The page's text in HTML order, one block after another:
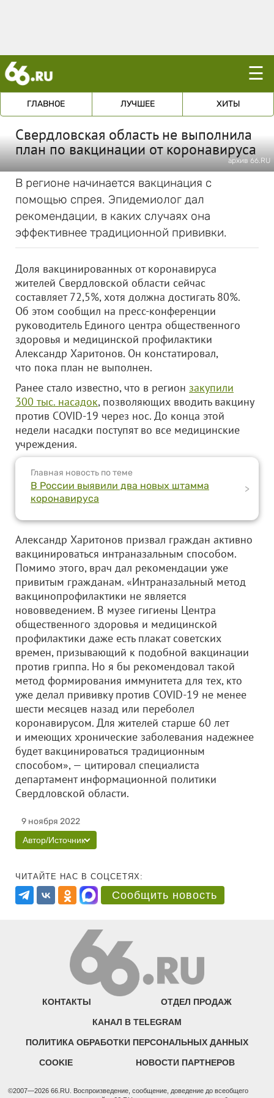
☰
ГЛАВНОЕ ЛУЧШЕЕ ХИТЫ
Свердловская область не выполнила
план по вакцинации от коронавируса
архив 66.RU
В регионе начинается вакцинация с
помощью спрея. Эпидемиолог дал
рекомендации, в каких случаях она
эффективнее традиционной прививки.
Доля вакцинированных от коронавируса
жителей Свердловской области сейчас
составляет 72,5%, хотя должна достигать 80%.
Об этом сообщил на пресс-конференции
руководитель Единого центра общественного
здоровья и медицинской профилактики
Александр Харитонов. Он констатировал,
что пока план не выполнен.
Ранее стало известно, что в регион закупили
300 тыс. насадок, позволяющих вводить вакцину
против COVID-19 через нос. До конца этой
недели насадки поступят во все медицинские
учреждения.
Главная новость по теме
В России выявили два новых штамма
коронавируса
>
Александр Харитонов призвал граждан активно
вакцинироваться интраназальным способом.
Помимо этого, врач дал рекомендации уже
привитым гражданам. «Интраназальный метод
вакцинопрофилактики не является
нововведением. В музее гигиены Центра
общественного здоровья и медицинской
профилактики даже есть плакат советских
времен, призывающий к подобной вакцинации
против гриппа. Но я бы рекомендовал такой
метод формирования иммунитета для тех, кто
уже делал прививку против COVID-19 не менее
шести месяцев назад или переболел
коронавирусом. Для жителей старше 60 лет
и имеющих хронические заболевания надежнее
будет вакцинироваться традиционным
способом», — цитировал специалиста
департамент информационной политики
Свердловской области.
9 ноября 2022
Автор/Источник
ЧИТАЙТЕ НАС В СОЦСЕТЯХ:
Сообщить новость
КОНТАКТЫ ОТДЕЛ ПРОДАЖ
КАНАЛ В TELEGRAM
ПОЛИТИКА ОБРАБОТКИ ПЕРСОНАЛЬНЫХ ДАННЫХ
COOKIE НОВОСТИ ПАРТНЕРОВ
©2007—2026 66.RU. Воспроизведение, сообщение, доведение до всеобщего